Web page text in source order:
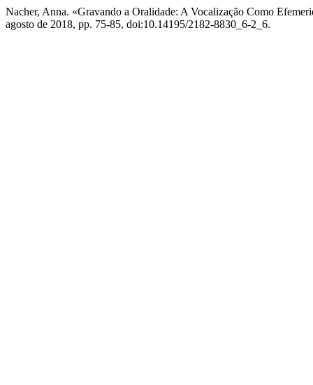
Nacher, Anna. «Gravando a Oralidade: A Vocalização Como
agosto de 2018, pp. 75-85, doi:10.14195/2182-8830_6-2_6.